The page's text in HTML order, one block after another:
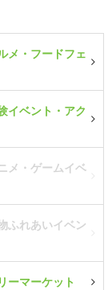
メ・フードフェ
イベント・アク
メ・ゲームイベ
ふれあいイベン
ーマーケット